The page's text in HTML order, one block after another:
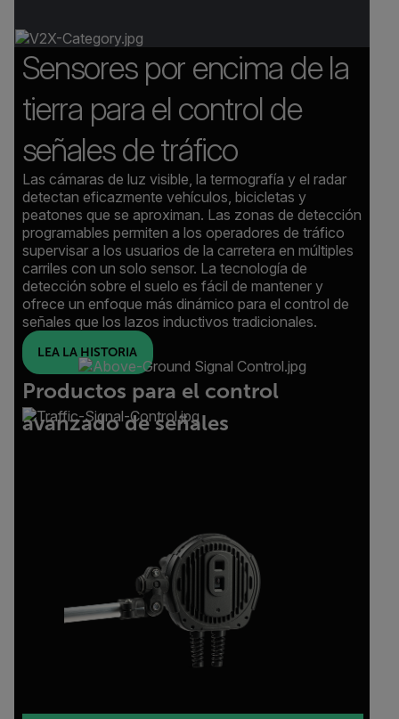
Sensores por encima de la
tierra para el control de
señales de tráfico
Las cámaras de luz visible, la termografía y el radar
detectan eficazmente vehículos, bicicletas y
peatones que se aproximan. Las zonas de detección
programables permiten a los operadores de tráfico
supervisar a los usuarios de la carretera en múltiples
carriles con un solo sensor. La tecnología de
detección sobre el suelo es fácil de mantener y
ofrece un enfoque más dinámico para el control de
señales que los lazos inductivos tradicionales.
LEA LA HISTORIA
Productos para el control
avanzado de señales